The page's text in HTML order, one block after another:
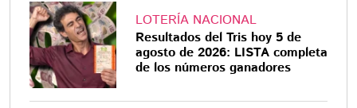
LOTERÍA NACIONAL
Resultados del Tris hoy 5 de
agosto de 2026: LISTA completa
de los números ganadores